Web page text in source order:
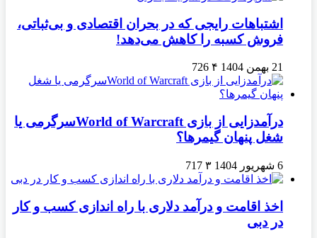
اشتباهات رایجی که در بحران اقتصادی و بی‌ثباتی،
فروش کسبه را کاهش می‌دهد!
21 بهمن 1404 ۴ 726
درآمدزایی از بازی World of Warcraftسرگرمی یا
شغل پنهان گیمرها؟
6 شهریور 1404 ۳ 717
اخذ اقامت و درآمد دلاری با راه اندازی کسب و کار
در دبی